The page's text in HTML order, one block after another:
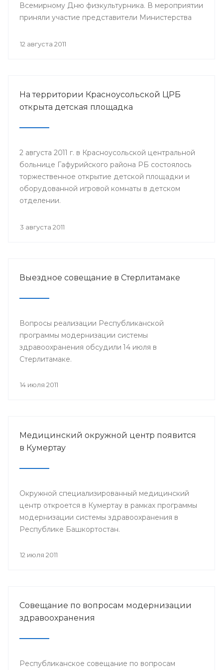
Всемирному Дню физкультурника. В мероприятии
приняли участие представители Министерства
руководство и медицинский персонал РВФД,
12 августа 2011
На территории Красноусольской ЦРБ
открыта детская площадка
2 августа 2011 г. в Красноусольской центральной
больнице Гафурийского района РБ состоялось
торжественное открытие детской площадки и
оборудованной игровой комнаты в детском
отделении.
3 августа 2011
Выездное совещание в Стерлитамаке
Вопросы реализации Республиканской
программы модернизации системы
здравоохранения обсудили 14 июля в
Стерлитамаке.
14 июля 2011
Медицинский окружной центр появится
в Кумертау
Окружной специализированный медицинский
центр откроется в Кумертау в рамках программы
модернизации системы здравоохранения в
Республике Башкортостан.
12 июля 2011
Совещание по вопросам модернизации
здравоохранения
Республиканское совещание по вопросам